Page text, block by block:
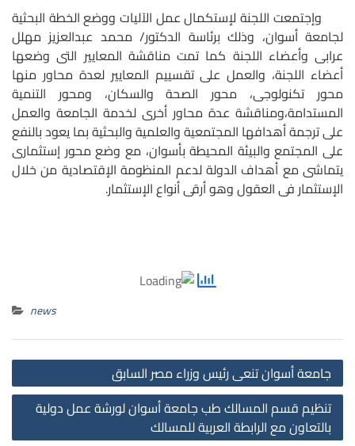
وإجتمعت اللجنة لإستكمال عمل الآليات ووضع الخطة البحثية
لجامعة أسوان، وذلك برئاسة الدكتور/ محمد عبدالعزيز مهلل
عرابى وأعضاء اللجنة كما تمت مناقشة المعايير التى وضعها
أعضاء اللجنة، والعمل على تقسييم المعايير لعدة محاور منها
محور تكنولوجى، محور الصحة والسكان، ومحور التنمية
المستدامة،ومناقشة عدة محاور أخرى لخدمة الجامعة والعمل
على ترجمة أهدافها المجتمعية والعلمية والبحثية بما يعود بالنفع
على المجتمع والبيئة المحيطة بأسوان، مع وضع محور إستثمارى
يتماشى مع أهداف الدولة لدعم المنظومة الإقتصادية من خلال
الإستثمار فى العقول وهو أرقى أنواع الإستثمار.
news
جامعة أسوان تنعى رئيس وزراء مصر السابق
تنظيم قسم المسالك طب جامعة أسوان لورشة عمل دولية
بالتعاون مع الرابطة العربية للمسالك